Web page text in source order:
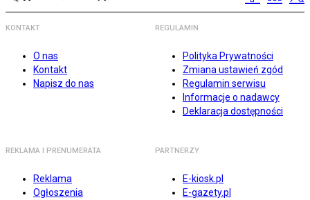
KONTAKT
O nas
Kontakt
Napisz do nas
REGULAMIN
Polityka Prywatności
Zmiana ustawień zgód
Regulamin serwisu
Informacje o nadawcy
Deklaracja dostępności
REKLAMA I PRENUMERATA
Reklama
Ogłoszenia
PARTNERZY
E-kiosk.pl
E-gazety.pl